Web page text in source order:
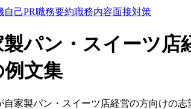
自己PR職務要約職務内容面接対策
製パン・スイーツ店
文集
自家製パン・スイーツ店経営の方向けの志